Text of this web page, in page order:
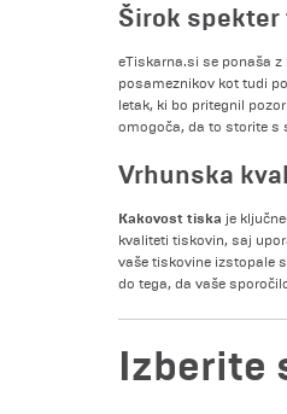
Širok
eTiskarna.si se ponaša z
posameznikov kot tudi
letak, ki bo pritegnil
omogoča, da to storite s
Vrhunska
Kakovost tiska je
kvaliteti tiskovin, saj
vaše tiskovine izstopale
do tega, da vaše
Izberite